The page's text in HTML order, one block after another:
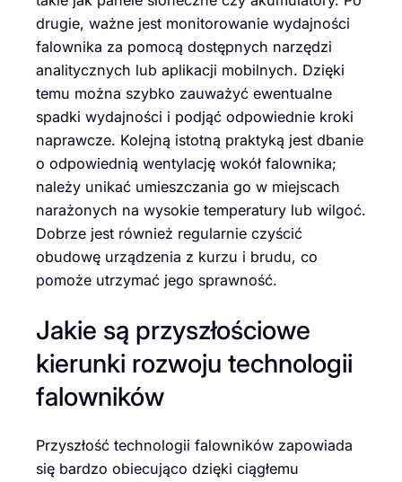
drugie, ważne jest monitorowanie wydajności
falownika za pomocą dostępnych narzędzi
analitycznych lub aplikacji mobilnych. Dzięki
temu można szybko zauważyć ewentualne
spadki wydajności i podjąć odpowiednie kroki
naprawcze. Kolejną istotną praktyką jest dbanie
o odpowiednią wentylację wokół falownika;
należy unikać umieszczania go w miejscach
narażonych na wysokie temperatury lub wilgoć.
Dobrze jest również regularnie czyścić
obudowę urządzenia z kurzu i brudu, co
pomoże utrzymać jego sprawność.
Jakie są przyszłościowe
kierunki rozwoju technologii
falowników
Przyszłość technologii falowników zapowiada
się bardzo obiecująco dzięki ciągłemu